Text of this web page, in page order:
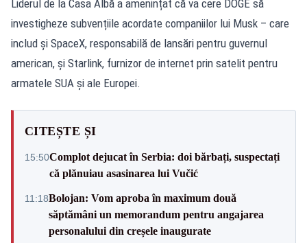
Liderul de la Casa Albă a amenințat că va cere DOGE să
investigheze subvențiile acordate companiilor lui Musk – care
includ și SpaceX, responsabilă de lansări pentru guvernul
american, și Starlink, furnizor de internet prin satelit pentru
armatele SUA și ale Europei.
CITEȘTE ȘI
15:50Complot dejucat în Serbia: doi bărbați, suspectați
că plănuiau asasinarea lui Vučić
11:18Bolojan: Vom aproba în maximum două
săptămâni un memorandum pentru angajarea
personalului din creșele inaugurate